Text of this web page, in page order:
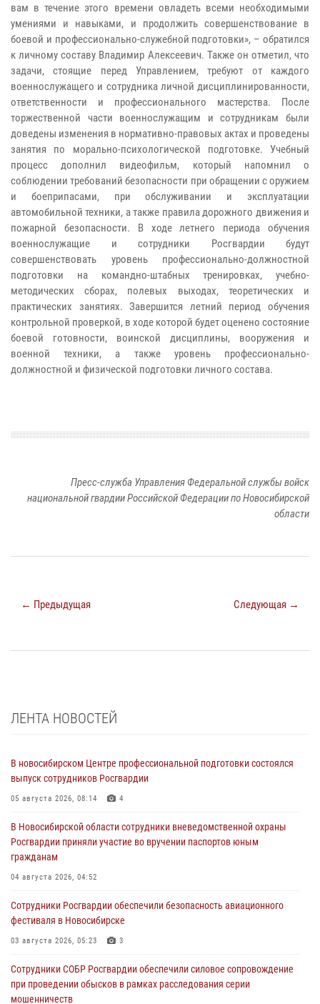
вам в течение этого времени овладеть всеми необходимыми
умениями и навыками, и продолжить совершенствование в
боевой и профессионально-служебной подготовки», – обратился
к личному составу Владимир Алексеевич. Также он отметил, что
задачи, стоящие перед Управлением, требуют от каждого
военнослужащего и сотрудника личной дисциплинированности,
ответственности и профессионального мастерства. После
торжественной части военнослужащим и сотрудникам были
доведены изменения в нормативно-правовых актах и проведены
занятия по морально-психологической подготовке. Учебный
процесс дополнил видеофильм, который напомнил о
соблюдении требований безопасности при обращении с оружием
и боеприпасами, при обслуживании и эксплуатации
автомобильной техники, а также правила дорожного движения и
пожарной безопасности. В ходе летнего периода обучения
военнослужащие и сотрудники Росгвардии будут
совершенствовать уровень профессионально-должностной
подготовки на командно-штабных тренировках, учебно-
методических сборах, полевых выходах, теоретических и
практических занятиях. Завершится летний период обучения
контрольной проверкой, в ходе которой будет оценено состояние
боевой готовности, воинской дисциплины, вооружения и
военной техники, а также уровень профессионально-
должностной и физической подготовки личного состава.
Пресс-служба Управления Федеральной службы войск
национальной гвардии Российской Федерации по Новосибирской
области
← Предыдущая Следующая →
ЛЕНТА НОВОСТЕЙ
В новосибирском Центре профессиональной подготовки состоялся
выпуск сотрудников Росгвардии
05 августа 2026, 08:14 4
В Новосибирской области сотрудники вневедомственной охраны
Росгвардии приняли участие во вручении паспортов юным
гражданам
04 августа 2026, 04:52
Сотрудники Росгвардии обеспечили безопасность авиационного
фестиваля в Новосибирске
03 августа 2026, 05:23 3
Сотрудники СОБР Росгвардии обеспечили силовое сопровождение
при проведении обысков в рамках расследования серии
мошенничеств